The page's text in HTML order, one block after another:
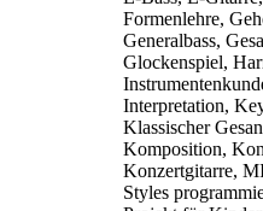
Formenlehre,
Generalbass,
Glockenspiel,
Interpretation,
Klassischer
Komposition,
Konzertgitarre,
Styles